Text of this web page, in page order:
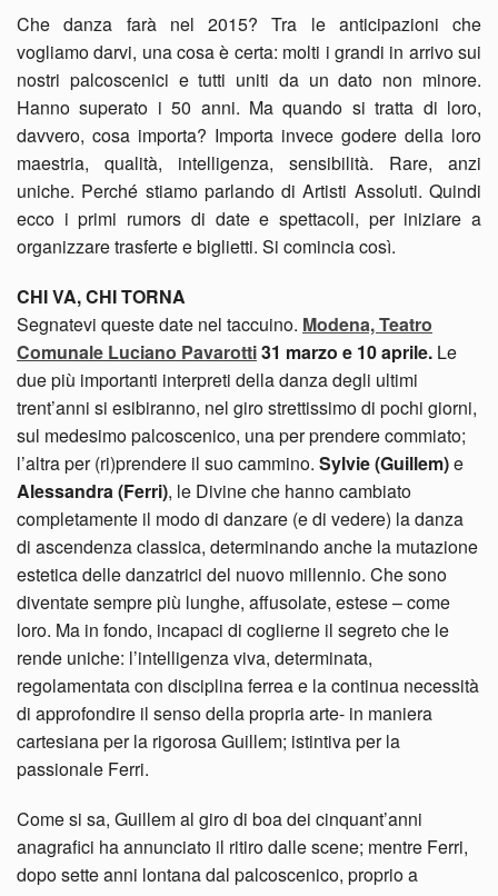
Che danza farà nel 2015? Tra le anticipazioni che
vogliamo darvi, una cosa è certa: molti i grandi in arrivo sui
nostri palcoscenici e tutti uniti da un dato non minore.
Hanno superato i 50 anni. Ma quando si tratta di loro,
davvero, cosa importa? Importa invece godere della loro
maestria, qualità, intelligenza, sensibilità. Rare, anzi
uniche. Perché stiamo parlando di Artisti Assoluti. Quindi
ecco i primi rumors di date e spettacoli, per iniziare a
organizzare trasferte e biglietti. Si comincia così.
CHI VA, CHI TORNA
Segnatevi queste date nel taccuino. Modena, Teatro
Comunale Luciano Pavarotti31 marzo e 10 aprile. Le
due più importanti interpreti della danza degli ultimi
trent’anni si esibiranno, nel giro strettissimo di pochi giorni,
sul medesimo palcoscenico, una per prendere commiato;
l’altra per (ri)prendere il suo cammino. Sylvie (Guillem)e
Alessandra (Ferri), le Divine che hanno cambiato
completamente il modo di danzare (e di vedere) la danza
di ascendenza classica, determinando anche la mutazione
estetica delle danzatrici del nuovo millennio. Che sono
diventate sempre più lunghe, affusolate, estese – come
loro. Ma in fondo, incapaci di coglierne il segreto che le
rende uniche: l’intelligenza viva, determinata,
regolamentata con disciplina ferrea e la continua necessità
di approfondire il senso della propria arte- in maniera
cartesiana per la rigorosa Guillem; istintiva per la
passionale Ferri.
Come si sa, Guillem al giro di boa dei cinquant’anni
anagrafici ha annunciato il ritiro dalle scene; mentre Ferri,
dopo sette anni lontana dal palcoscenico, proprio a